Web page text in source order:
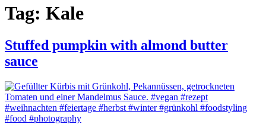
Tag: Kale
Stuffed pumpkin with almond butter
sauce